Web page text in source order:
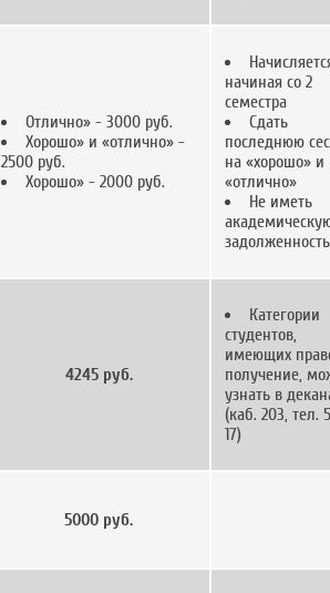
Отлично» - 3000 руб.
Хорошо» и «отлично» -
2500 руб.
Хорошо» - 2000 руб.
начиная со 2
семестра
Сдать
последнюю
на «хорошо» и
«отлично»
Не иметь
задолженность
4245 руб.
Категории
студентов,
имеющих
получение,
узнать в
(каб. 203, тел.
17)
5000 руб.